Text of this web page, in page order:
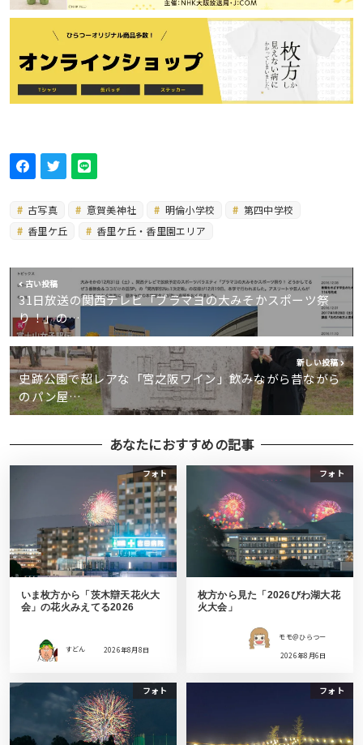
古写真 意賀美神社 明倫小学校
第四中学校
香里ケ丘
香里ケ丘・香里園エリア
古い投稿
31日放送の関西テレビ「ブラマヨの大みそかスポーツ祭
り！」の…
新しい投稿
史跡公園で超レアな「宮之阪ワイン」飲みながら昔ながら
のパン屋…
あなたにおすすめの記事
フォト
いま枚方から「茨木辯天花火大
会」の花火みえてる2026
すどん 2026年8月8日
フォト
枚方から見た「2026びわ湖大花
火大会」
モモ＠ひらつー
2026年8月6日
フォト フォト